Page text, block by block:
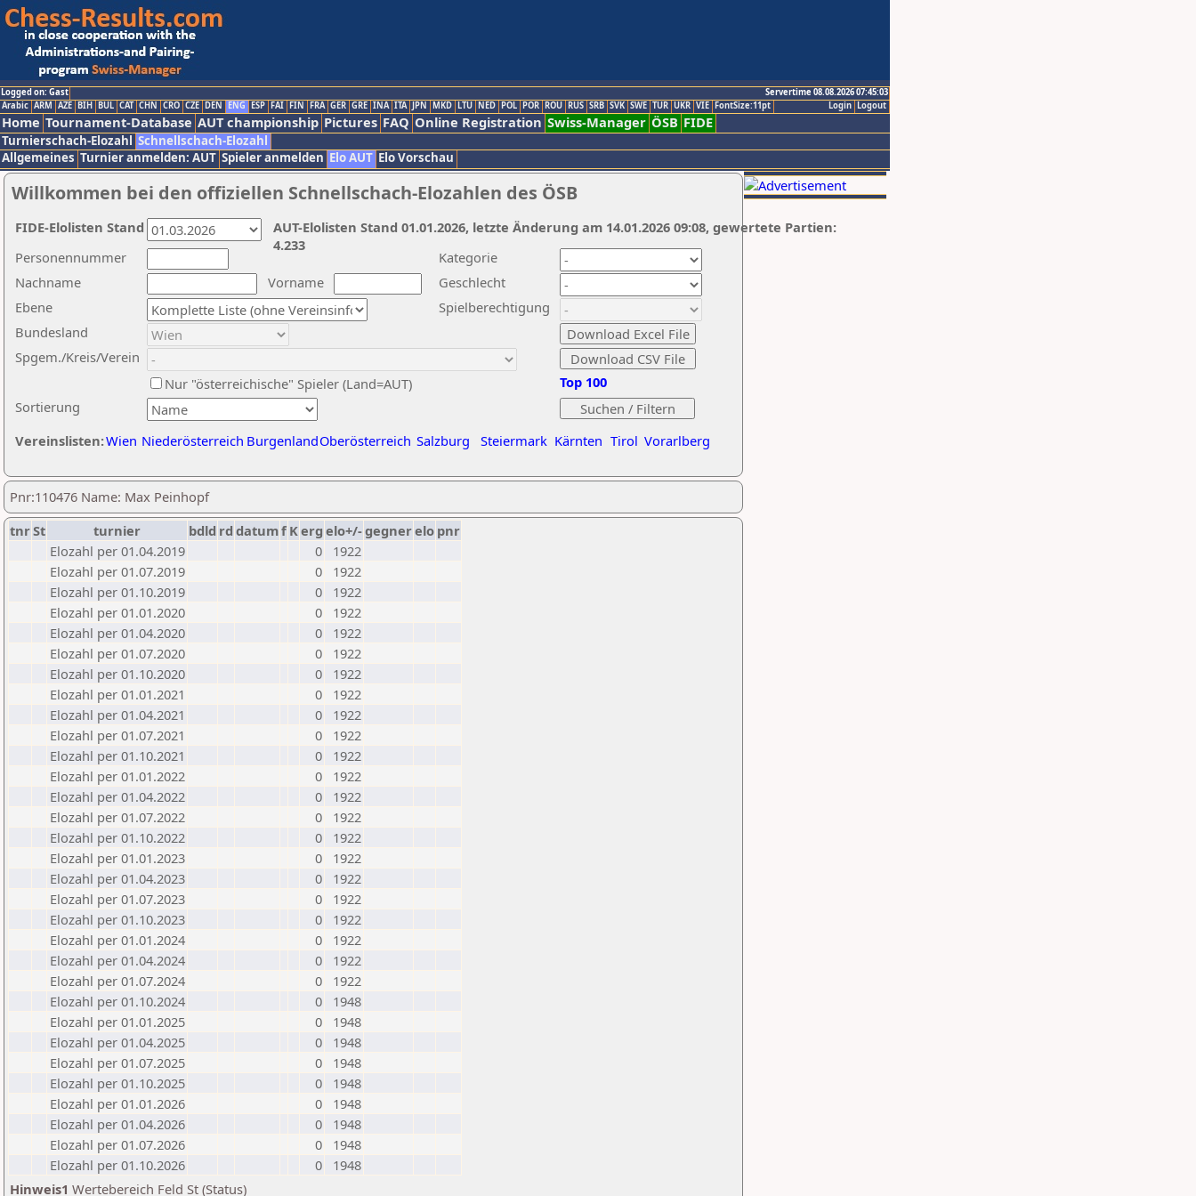
Logged on: Gast
Servertime 08.08.2026 07:45:03
Logout
Login
Arabic ARM AZE BIH BUL CAT CHN CRO CZE DEN ENG ESP FAI FIN FRA GER GRE INA ITA JPN MKD LTU NED POL POR ROU RUS SRB SVK SWE TUR UKR VIE FontSize:11pt
Home Tournament-Database AUT championship Pictures FAQ Online Registration Swiss-Manager ÖSB FIDE
Turnierschach-Elozahl Schnellschach-Elozahl
Allgemeines Turnier anmelden: AUT Spieler anmelden Elo AUT Elo Vorschau
Willkommen bei den offiziellen Schnellschach-Elozahlen des ÖSB
Nachname
Vorname
Ebene
Kategorie
Sortierung
Personennummer
Bundesland
Spgem./Kreis/Verein
Geschlecht
Nur "österreichische" Spieler (Land=AUT)
Spielberechtigung
Vereinslisten:Wien Niederösterreich BurgenlandOberösterreich Salzburg Steiermark Kärnten Tirol Vorarlberg
Top 100
AUT-Elolisten Stand 01.01.2026, letzte Änderung am 14.01.2026 09:08, gewertete Partien:
4.233
FIDE-Elolisten Stand
Pnr:110476 Name: Max Peinhopf
tnrSt turnier bdld rd datumf Kerg elo+/-gegnerelo pnr
Elozahl per 01.04.2019
0
1922
Elozahl per 01.07.2019
0
1922
Elozahl per 01.10.2019
0
1922
Elozahl per 01.01.2020
0
1922
Elozahl per 01.04.2020
0
1922
Elozahl per 01.07.2020
0
1922
Elozahl per 01.10.2020
0
1922
Elozahl per 01.01.2021
0
1922
Elozahl per 01.04.2021
0
1922
Elozahl per 01.07.2021
0
1922
Elozahl per 01.10.2021
0
1922
Elozahl per 01.01.2022
0
1922
Elozahl per 01.04.2022
0
1922
Elozahl per 01.07.2022
0
1922
Elozahl per 01.10.2022
0
1922
Elozahl per 01.01.2023
0
1922
Elozahl per 01.04.2023
0
1922
Elozahl per 01.07.2023
0
1922
Elozahl per 01.10.2023
0
1922
Elozahl per 01.01.2024
0
1922
Elozahl per 01.04.2024
0
1922
Elozahl per 01.07.2024
0
1922
Elozahl per 01.10.2024
0
1948
Elozahl per 01.01.2025
0
1948
Elozahl per 01.04.2025
0
1948
Elozahl per 01.07.2025
0
1948
Elozahl per 01.10.2025
0
1948
Elozahl per 01.01.2026
0
1948
Elozahl per 01.04.2026
0
1948
Elozahl per 01.07.2026
0
1948
Elozahl per 01.10.2026
0
1948
Hinweis1 Wertebereich Feld St (Status)